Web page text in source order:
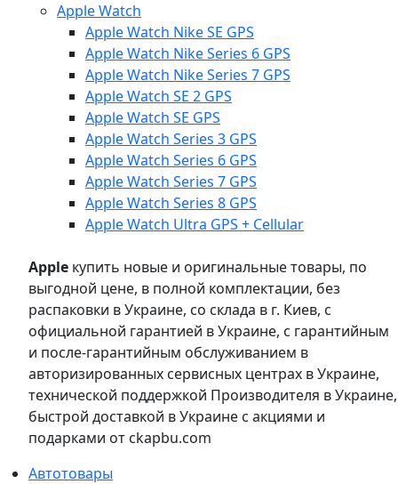
Apple Watch
Apple Watch Nike SE GPS
Apple Watch Nike Series 6 GPS
Apple Watch Nike Series 7 GPS
Apple Watch SE 2 GPS
Apple Watch SE GPS
Apple Watch Series 3 GPS
Apple Watch Series 6 GPS
Apple Watch Series 7 GPS
Apple Watch Series 8 GPS
Apple Watch Ultra GPS + Cellular
Apple купить новые и оригинальные товары, по
выгодной цене, в полной комплектации, без
распаковки в Украине, со склада в г. Киев, с
официальной гарантией в Украине, с гарантийным
и после-гарантийным обслуживанием в
авторизированных сервисных центрах в Украине,
технической поддержкой Производителя в Украине,
быстрой доставкой в Украине с акциями и
подарками от ckapbu.com
Автотовары